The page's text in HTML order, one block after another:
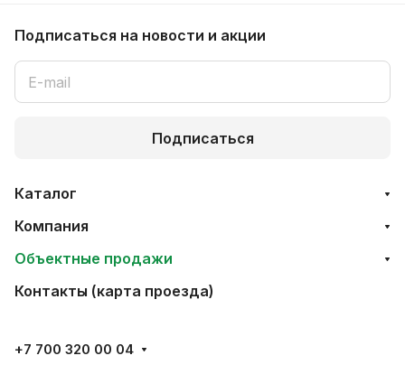
Подписаться на новости и акции
Подписаться
Каталог
Компания
Объектные продажи
Контакты (карта проезда)
+7 700 320 00 04